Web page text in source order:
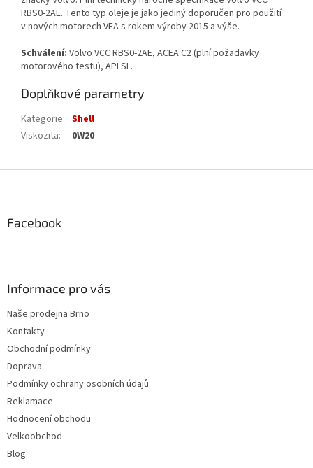
RBS0-2AE. Tento typ oleje je jako jediný doporučen pro použití
v nových motorech VEA s rokem výroby 2015 a výše.
Schválení: Volvo VCC RBS0-2AE, ACEA C2 (plní požadavky
motorového testu), API SL.
Doplňkové parametry
Kategorie: Shell
Viskozita: 0W20
Facebook
Informace pro vás
Naše prodejna Brno
Kontakty
Obchodní podmínky
Doprava
Podmínky ochrany osobních údajů
Reklamace
Hodnocení obchodu
Velkoobchod
Blog